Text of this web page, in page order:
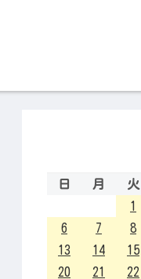
日
月 火
1
6
7 8
13
14 15
20
21 22